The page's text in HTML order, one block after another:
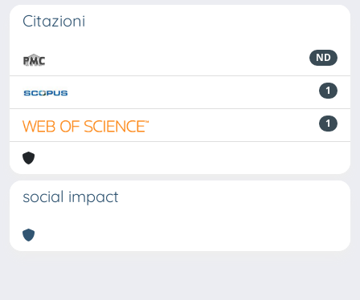
Citazioni
ND
1
1
social impact